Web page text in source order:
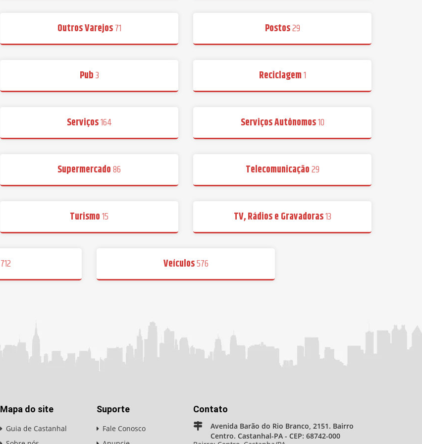
Outros Varejos71 Postos29
Pub3 Reciclagem1
Serviços164 Serviços Autônomos10
Supermercado86 Telecomunicação29
Turismo15 TV, Rádios e Gravadoras13
712 Veículos576
Mapa do site
Guia de Castanhal
Suporte
Fale Conosco
Contato
Avenida Barão do Rio Branco, 2151. Bairro
Centro. Castanhal-PA - CEP: 68742-000